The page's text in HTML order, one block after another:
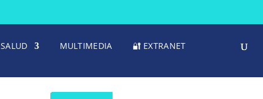
SALUD MULTIMEDIA 🔐 EXTRANET